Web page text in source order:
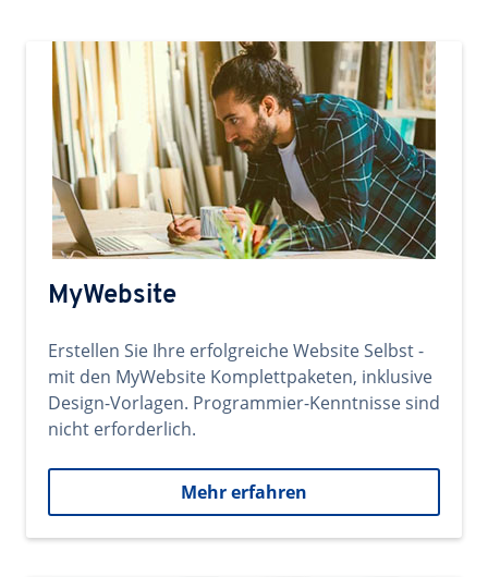
MyWebsite
Erstellen Sie Ihre erfolgreiche Website Selbst -
mit den MyWebsite Komplettpaketen, inklusive
Design-Vorlagen. Programmier-Kenntnisse sind
nicht erforderlich.
Mehr erfahren